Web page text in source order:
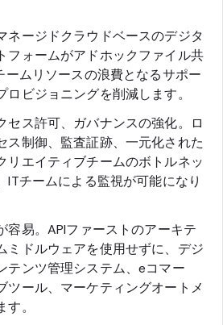
ネージドクラウドベースのデジタ
フォームがアドホックファイル共
ームリソースの浪費となるサポー
ロビジョニングを削減します。
セス許可、ガバナンスの強化。ロ
ス制御、監査証跡、一元化された
リエイティブチームのボトルネッ
ITチームによる監視が可能になり
容易。APIファーストのアーキテ
ミドルウェアを使用せずに、デジ
テンツ管理システム、eコマー
ツール、マーケティングオートメ
。